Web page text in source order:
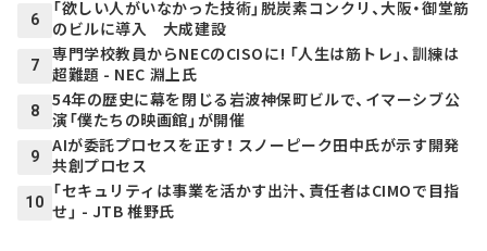
6
「欲しい人がいなかった技術」脱炭素コンクリ、大阪・御堂筋
のビルに導入 大成建設
7
専門学校教員からNECのCISOに! 「人生は筋トレ」、訓練は
超難題 - NEC 淵上氏
8
54年の歴史に幕を閉じる岩波神保町ビルで、イマーシブ公
演「僕たちの映画館」が開催
9
AIが委託プロセスを正す！ スノーピーク田中氏が示す開発
共創プロセス
10
「セキュリティは事業を活かす出汁、責任者はCIMOで目指
せ」 - JTB 椎野氏